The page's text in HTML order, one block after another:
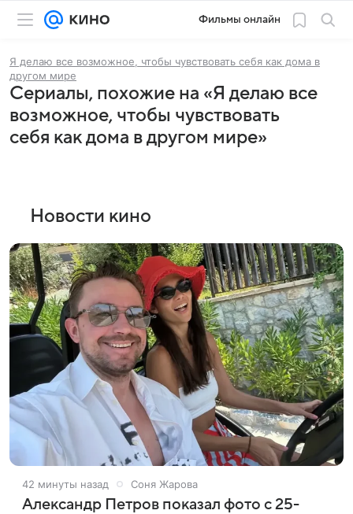
Фильмы онлайн
Я делаю все возможное, чтобы чувствовать себя как дома в
другом мире
Сериалы, похожие на «Я делаю все
возможное, чтобы чувствовать
себя как дома в другом мире»
Новости кино
42 минуты назад Соня Жарова
Александр Петров показал фото с 25-